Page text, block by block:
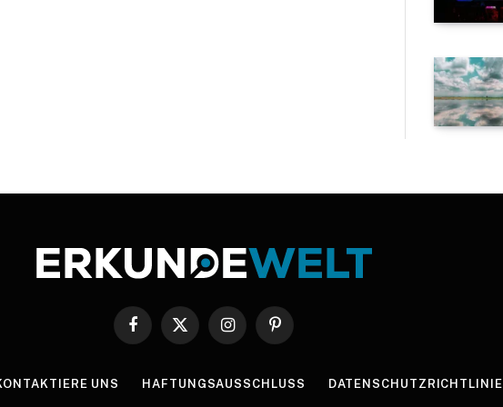
Facebook
X
InstagramPinterest
UNS HAFTUNGSAUSSCHLUSS DATENSCHUTZRICHTLINIE